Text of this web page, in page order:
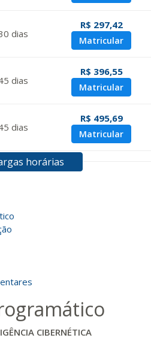
dias
R$ 297,42
Matricular
dias
R$ 396,55
Matricular
dias
R$ 495,69
Matricular
dias
dias
dias
R$ 892,23
horárias
CIBERNÉTICA